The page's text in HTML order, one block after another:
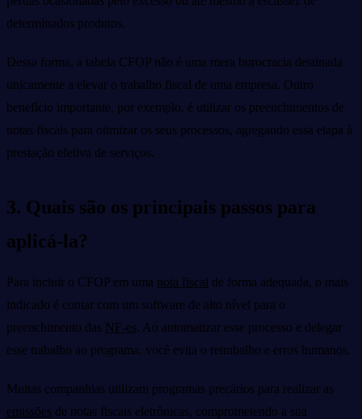
determinados produtos.
Dessa forma, a tabela CFOP não é uma mera burocracia destinada
unicamente a elevar o trabalho fiscal de uma empresa. Outro
benefício importante, por exemplo, é utilizar os preenchimentos de
notas fiscais para otimizar os seus processos, agregando essa etapa à
prestação efetiva de serviços.
3. Quais são os principais passos para
aplicá-la?
Para incluir o CFOP em uma nota fiscal de forma adequada, o mais
indicado é contar com um software de alto nível para o
preenchimento das NF-es. Ao automatizar esse processo e delegar
esse trabalho ao programa, você evita o retrabalho e erros humanos.
Muitas companhias utilizam programas precários para realizar as
emissões de notas fiscais eletrônicas, comprometendo a sua